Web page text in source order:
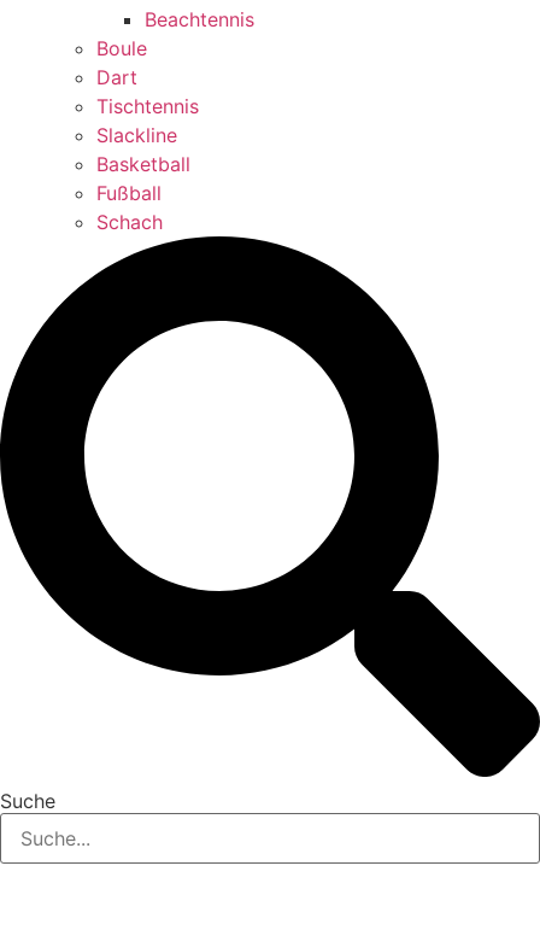
Beachtennis
Boule
Dart
Tischtennis
Slackline
Basketball
Fußball
Schach
Suche